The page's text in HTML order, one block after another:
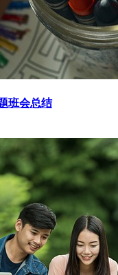
班会总结